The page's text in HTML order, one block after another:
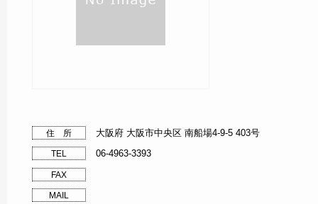
住 所 大阪府 大阪市中央区 南船場4-9-5 403号
TEL 06-4963-3393
FAX
MAIL